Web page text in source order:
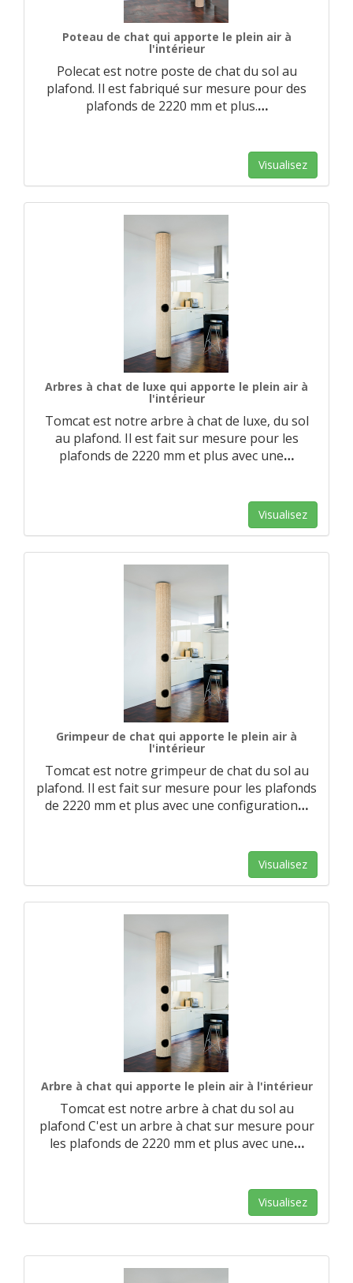
Poteau de chat qui apporte le plein air à
l'intérieur
Polecat est notre poste de chat du sol au
plafond. Il est fabriqué sur mesure pour des
plafonds de 2220 mm et plus.…
Visualisez
Arbres à chat de luxe qui apporte le plein air à
l'intérieur
Tomcat est notre arbre à chat de luxe, du sol
au plafond. Il est fait sur mesure pour les
plafonds de 2220 mm et plus avec une…
Visualisez
Grimpeur de chat qui apporte le plein air à
l'intérieur
Tomcat est notre grimpeur de chat du sol au
plafond. Il est fait sur mesure pour les plafonds
de 2220 mm et plus avec une configuration…
Visualisez
Arbre à chat qui apporte le plein air à l'intérieur
Tomcat est notre arbre à chat du sol au
plafond C'est un arbre à chat sur mesure pour
les plafonds de 2220 mm et plus avec une…
Visualisez